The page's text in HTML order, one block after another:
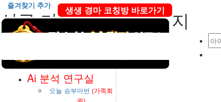
즐겨찾기 추가 생생 경마 코칭방 바로가기
Ai 분석 연구실
오늘 승부마번 (가족회
신규 가입 인사 1 페이지
메인메뉴